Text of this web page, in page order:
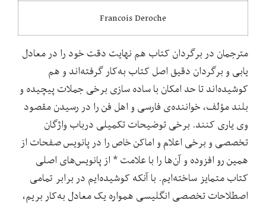
Francois Deroche
مترجمان در برگردان کتاب هم نهایت دقت خود را در معادل
یابی و برگردان دقیق اصل کتاب به‌کار گرفته‌اند و هم
کوشیده‌اند تا حد امکان با ساده سازی برخی جملات پیچیده و
بلند مؤلف، خواننده‌ی فارسی و اهل فن را در رسیدن مقصود
وی یاری کنند. برخی توضیحات تکمیلی درباب واژگان
تخصصی و برخی اعلام و اماکن خاص را در پانویس صفحات از
همین رو افزوده و آن‌ها را با علامت * از پانویس‌های اصلی
کتاب متمایز ساخته‌ایم. با آنکه کوشیده‌ایم در برابر تمامی
اصطلاحات تخصصی انگلیسی همواره یک معادل به‌کار بریم،